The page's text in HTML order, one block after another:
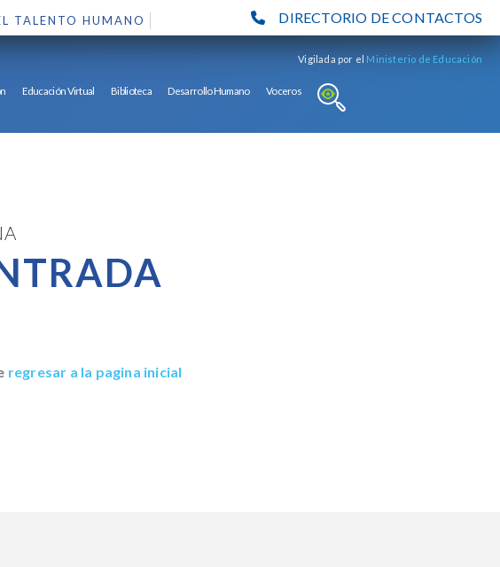
TALENTO HUMANO DIRECTORIO DE CONTACTOS
Vigilada por el Ministerio de Educación
Educación Virtual Biblioteca Desarrollo Humano Voceros
regresar a la pagina inicial